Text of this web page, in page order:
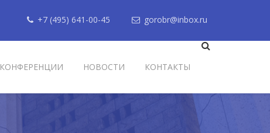
+7 (495) 641-00-45 gorobr@inbox.ru
КОНФЕРЕНЦИИ НОВОСТИ КОНТАКТЫ